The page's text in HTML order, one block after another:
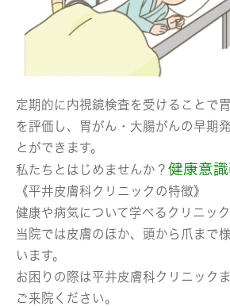
定期的に内視鏡検査を受けることで
を評価し、胃がん・大腸がんの早期
とができます。
私たちとはじめませんか？ 健康意識
《平井皮膚科クリニックの特徴》
健康や病気について学べるクリニック
当院では皮膚のほか、頭から爪まで
います。
お困りの際は平井皮膚科クリニック
ご来院ください。